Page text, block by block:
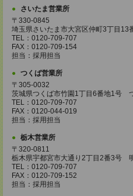
さいたま営業所
〒330-0845
埼玉県さいたま市大宮区仲町3丁目
TEL：0120-709-707
FAX：0120-709-154
担当：採用担当
つくば営業所
〒305-0032
茨城県つくば市竹園1丁目6番地1号
TEL：0120-709-707
FAX：0120-044-019
担当：採用担当
栃木営業所
〒320-0811
栃木県宇都宮市大通り2丁目2番3号
TEL：0120-709-707
FAX：0120-709-152
担当：採用担当